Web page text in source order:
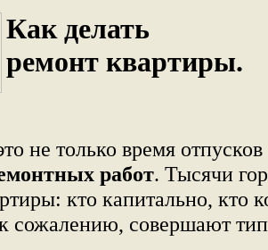
Как делать
ремонт квартиры.
не только время
работ. Тысячи
кто капитально, кто
сожалению, совершают